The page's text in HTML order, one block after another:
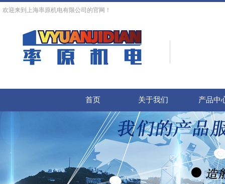
欢迎来到上海率原机电有限公司的官网！
首页 关于我们 产品中